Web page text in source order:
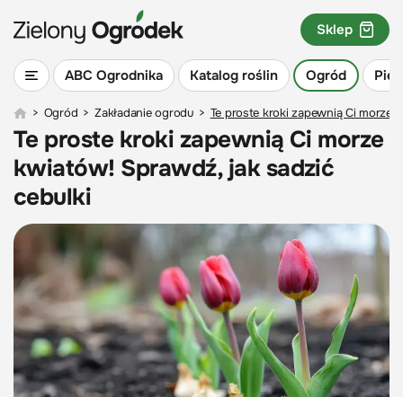
ABC Ogrodnika Katalog roślin Ogród
Sklep
> Ogród > Zakładanie ogrodu > Te proste kroki zapewnią Ci morze
Te proste kroki zapewnią Ci morze
kwiatów! Sprawdź, jak sadzić
cebulki